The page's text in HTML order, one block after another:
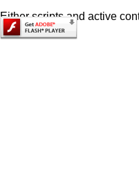
Either scripts and active